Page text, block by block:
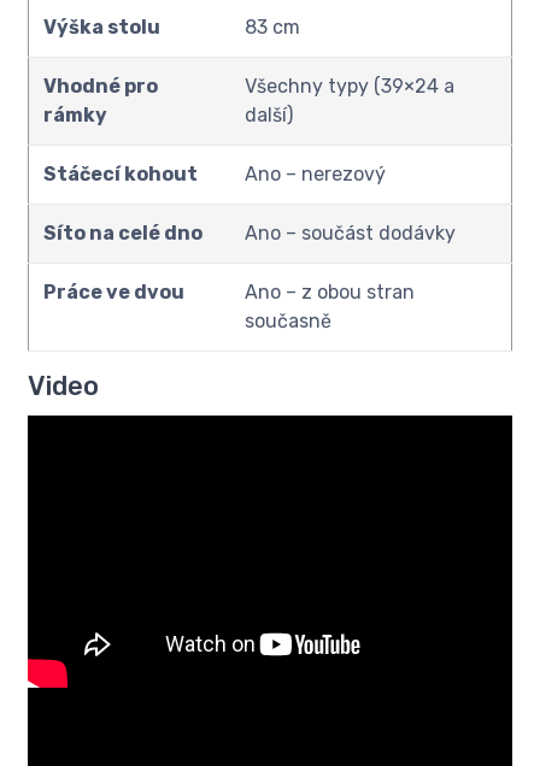
Výška stolu 83 cm
Vhodné pro
rámky
Všechny typy (39×24 a
další)
Stáčecí kohout Ano – nerezový
Síto na celé dno Ano – součást dodávky
Práce ve dvou
Ano – z obou stran
současně
Video